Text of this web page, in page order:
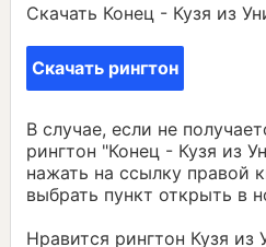
Скачать Конец - Кузя из
Скачать рингтон
В случае, если не
рингтон "Конец - Кузя из
нажать на ссылку правой
выбрать пункт открыть в
Нравится рингтон Кузя из